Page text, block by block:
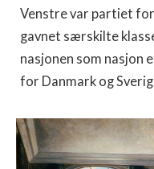
Venstre var partiet
gavnet særskilte
nasjonen som nasjon
for Danmark og